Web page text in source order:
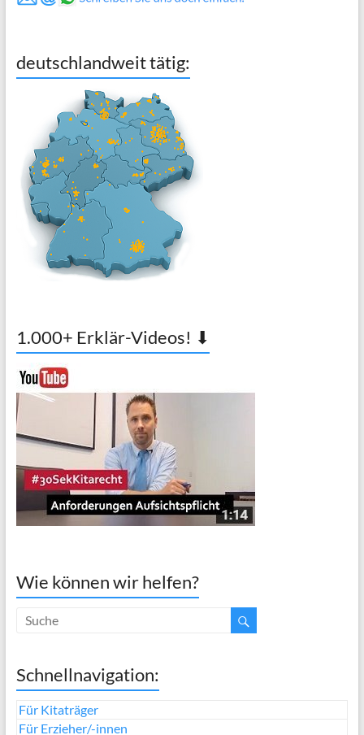
deutschlandweit tätig:
1.000+ Erklär-Videos! ⬇
Wie können wir helfen?
Schnellnavigation:
Für Kitaträger
Für Erzieher/-innen